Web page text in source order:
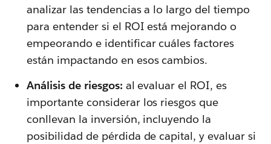
analizar las tendencias a lo largo del tiempo
para entender si el ROI está mejorando o
empeorando e identificar cuáles factores
están impactando en esos cambios.
Análisis de riesgos: al evaluar el ROI, es
importante considerar los riesgos que
conllevan la inversión, incluyendo la
posibilidad de pérdida de capital, y evaluar si